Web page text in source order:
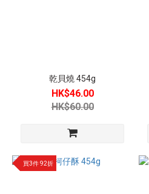
乾貝燒 454g
HK$46.00
HK$60.00
買3件 92折